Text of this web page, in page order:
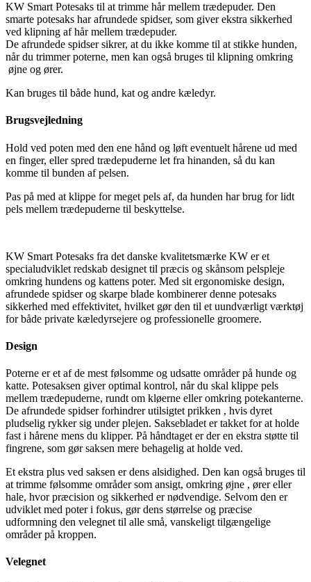
KW Smart Potesaks til at trimme hår mellem trædepuder. Den
smarte potesaks har afrundede spidser, som giver ekstra sikkerhed
ved klipning af hår mellem trædepuder.
De afrundede spidser sikrer, at du ikke komme til at stikke hunden,
når du trimmer poterne, men kan også bruges til klipning omkring
øjne og ører.
Kan bruges til både hund, kat og andre kæledyr.
Brugsvejledning
Hold ved poten med den ene hånd og løft eventuelt hårene ud med
en finger, eller spred trædepuderne let fra hinanden, så du kan
komme til bunden af pelsen.
Pas på med at klippe for meget pels af, da hunden har brug for lidt
pels mellem trædepuderne til beskyttelse.
KW Smart Potesaks fra det danske kvalitetsmærke KW er et
specialudviklet redskab designet til præcis og skånsom pelspleje
omkring hundens og kattens poter. Med sit ergonomiske design,
afrundede spidser og skarpe blade kombinerer denne potesaks
sikkerhed med effektivitet, hvilket gør den til et uundværligt værktøj
for både private kæledyrsejere og professionelle groomere.
Design
Poterne er et af de mest følsomme og udsatte områder på hunde og
katte. Potesaksen giver optimal kontrol, når du skal klippe pels
mellem trædepuderne, rundt om kløerne eller omkring potekanterne.
De afrundede spidser forhindrer utilsigtet prikken , hvis dyret
pludselig rykker sig under plejen. Saksebladet er takket for at holde
fast i hårene mens du klipper. På håndtaget er der en ekstra støtte til
fingrene, som gør saksen mere behagelig at holde ved.
Et ekstra plus ved saksen er dens alsidighed. Den kan også bruges til
at trimme følsomme områder som ansigt, omkring øjne , ører eller
hale, hvor præcision og sikkerhed er nødvendige. Selvom den er
udviklet med poter i fokus, gør dens størrelse og præcise
udformning den velegnet til alle små, vanskeligt tilgængelige
områder på kroppen.
Velegnet